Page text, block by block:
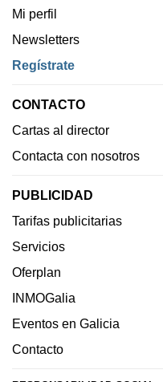
Mi perfil
Newsletters
Regístrate
CONTACTO
Cartas al director
Contacta con nosotros
PUBLICIDAD
Tarifas publicitarias
Servicios
Oferplan
INMOGalia
Eventos en Galicia
Contacto